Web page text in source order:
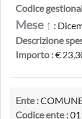
Codice
Mese ↑ :
Descrizione
Importo :€
Ente :
Codice ente :